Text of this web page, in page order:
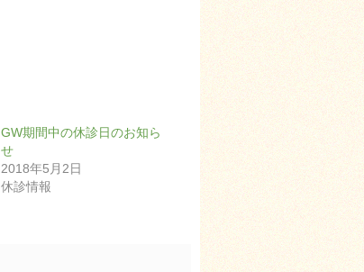
GW期間中の休診日のお知ら
せ
2018年5月2日
休診情報